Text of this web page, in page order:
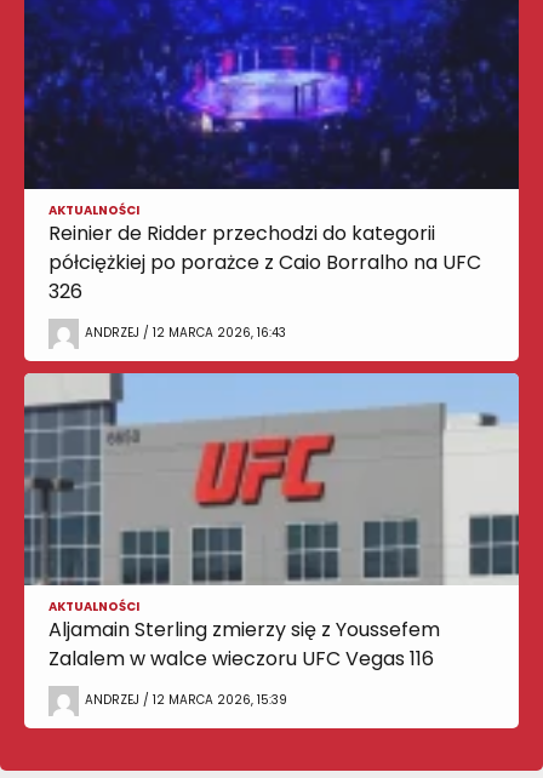
AKTUALNOŚCI
Reinier de Ridder przechodzi do kategorii
półciężkiej po porażce z Caio Borralho na UFC
326
ANDRZEJ / 12 MARCA 2026, 16:43
AKTUALNOŚCI
Aljamain Sterling zmierzy się z Youssefem
Zalalem w walce wieczoru UFC Vegas 116
ANDRZEJ / 12 MARCA 2026, 15:39